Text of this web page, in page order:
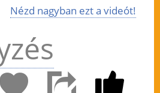
Nézd nagyban ezt a videót!